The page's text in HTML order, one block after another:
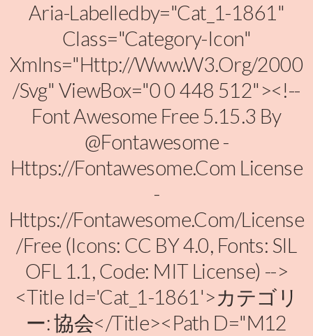
Aria-Labelledby="cat_1-1861"
Class="category-Icon"
Xmlns="http://www.w3.org/2000
/svg" ViewBox="0 0 448 512"><!--
Font Awesome Free 5.15.3 By
@fontawesome -
Https://fontawesome.com License
-
Https://fontawesome.com/license
/free (Icons: CC BY 4.0, Fonts: SIL
OFL 1.1, Code: MIT License) -->
<title Id='cat_1-1861'>カテゴリ
ー: 協会</title><path D="M12